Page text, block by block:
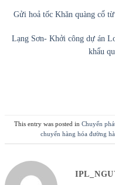
Gửi hoả tốc Khăn quàng cổ
Lạng Sơn- Khởi công dự án
khẩu
This entry was posted in Chuyển
chuyển hàng hóa đường